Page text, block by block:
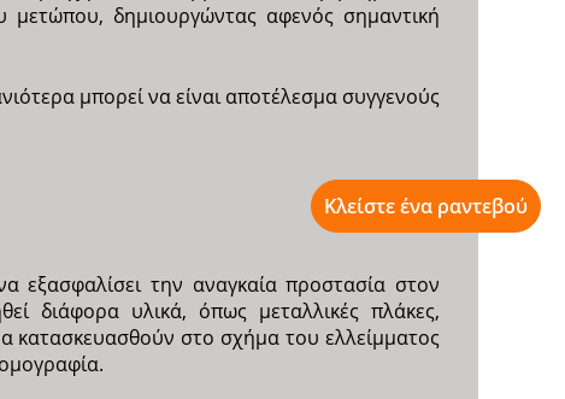
δημιουργώντας αφενός σημαντική
μπορεί να είναι αποτέλεσμα συγγενούς
εξασφαλίσει την αναγκαία προστασία στον
διάφορα υλικά, όπως μεταλλικές πλάκες,
κατασκευασθούν στο σχήμα του ελλείμματος
Κλείστε ένα ραντεβού